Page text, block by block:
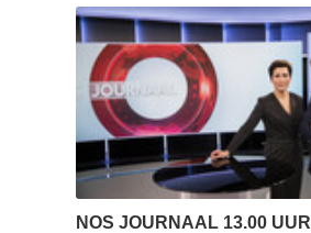
NOS JOURNAAL 13.00 UUR